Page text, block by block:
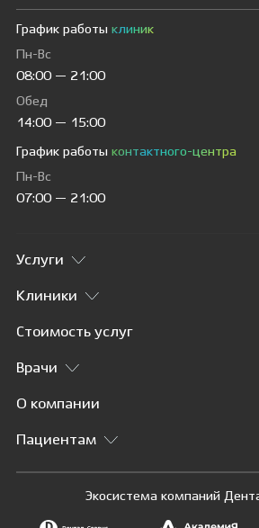
График работы клиник
Пн-Вс
08:00 — 21:00
Обед
14:00 — 15:00
График работы контактного-центра
Пн-Вс
07:00 — 21:00
Услуги
Клиники
Стоимость услуг
Врачи
О компании
Пациентам
Экосистема компаний